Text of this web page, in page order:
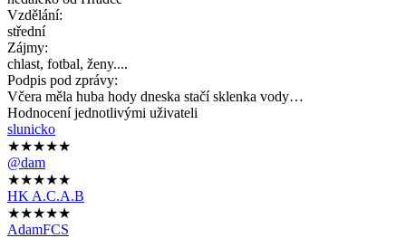
Vzdělání:
střední
Zájmy:
chlast, fotbal, ženy....
Podpis pod zprávy:
Včera měla huba hody dneska stačí sklenka vody…
Hodnocení jednotlivými uživateli
slunicko
★★★★★
@dam
★★★★★
HK A.C.A.B
★★★★★
AdamFCS